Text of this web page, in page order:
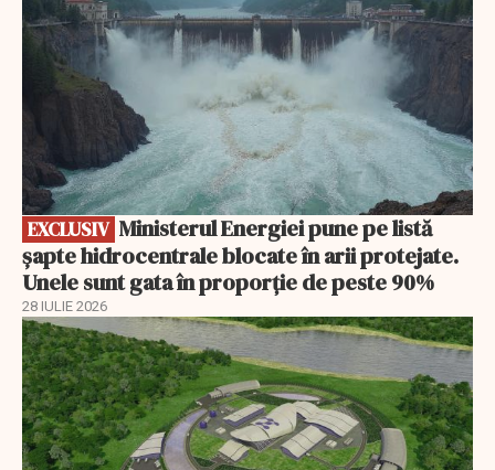
EXCLUSIV
șapte hidrocentrale blocate în arii protejate.
Unele sunt gata în proporție de peste 90%
28 IULIE 2026